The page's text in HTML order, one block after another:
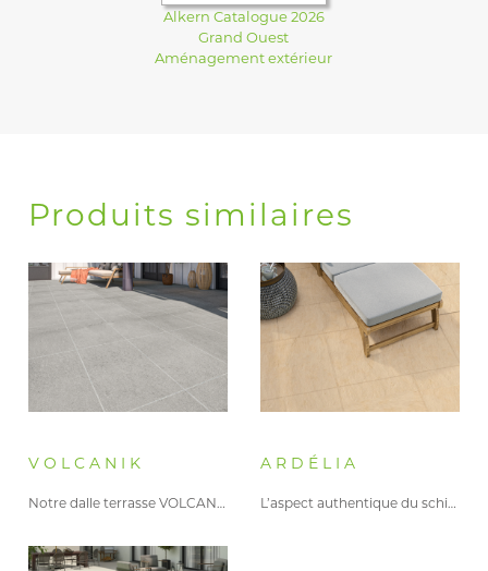
Alkern Catalogue 2026
Grand Ouest
Aménagement extérieur
Produits similaires
VOLCANIK
Notre dalle terrasse VOLCANIK à…
ARDÉLIA
L’aspect authentique du schiste de…